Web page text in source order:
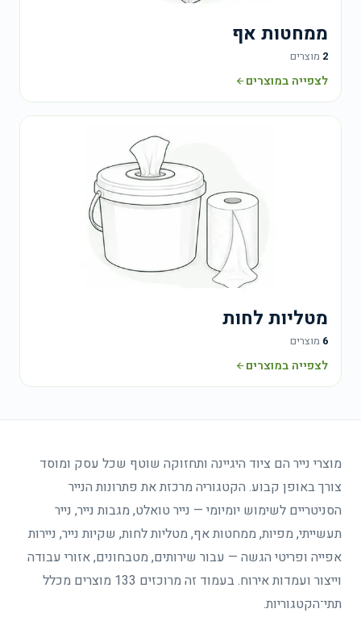
ממחטות אף
2 מוצרים
לצפייה במוצרים
מטליות לחות
6 מוצרים
לצפייה במוצרים
מוצרי נייר הם ציוד היגיינה ותחזוקה שוטף שכל עסק ומוסד
צורך באופן קבוע. הקטגוריה מרכזת את פתרונות הנייר
הסניטריים לשימוש יומיומי — נייר טואלט, מגבות נייר, נייר
תעשייתי, מפיות, ממחטות אף, מטליות לחות, שקיות נייר, ניירות
אפייה ופריטי הגשה — עבור שירותים, מטבחונים, אזורי עבודה
וייצור ועמדות אירוח. בעמוד זה מרוכזים 133 מוצרים מכלל
תתי־הקטגוריות.